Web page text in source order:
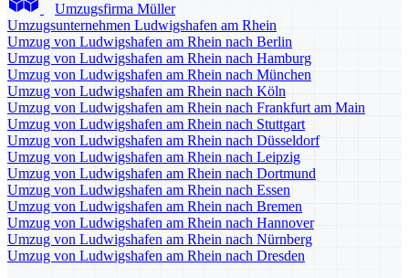
Umzugsfirma Müller
Umzugsunternehmen Ludwigshafen am Rhein
Umzug von Ludwigshafen am Rhein nach Berlin
Umzug von Ludwigshafen am Rhein nach Hamburg
Umzug von Ludwigshafen am Rhein nach München
Umzug von Ludwigshafen am Rhein nach Köln
Umzug von Ludwigshafen am Rhein nach Frankfurt am Main
Umzug von Ludwigshafen am Rhein nach Stuttgart
Umzug von Ludwigshafen am Rhein nach Düsseldorf
Umzug von Ludwigshafen am Rhein nach Leipzig
Umzug von Ludwigshafen am Rhein nach Dortmund
Umzug von Ludwigshafen am Rhein nach Essen
Umzug von Ludwigshafen am Rhein nach Bremen
Umzug von Ludwigshafen am Rhein nach Hannover
Umzug von Ludwigshafen am Rhein nach Nürnberg
Umzug von Ludwigshafen am Rhein nach Dresden